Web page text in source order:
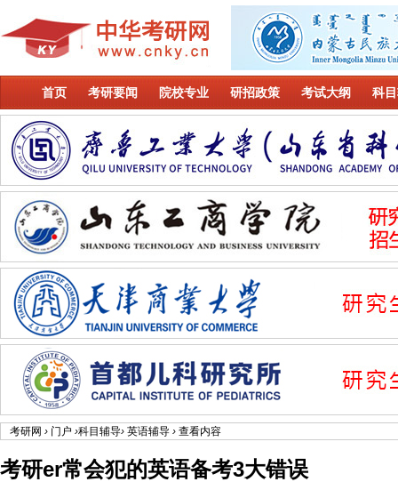
首页 考研要闻 院校专业 研招政策 考试大纲 科
考研网 › 门户 ›科目辅导› 英语辅导 › 查看内容
考研er常会犯的英语备考3大错误